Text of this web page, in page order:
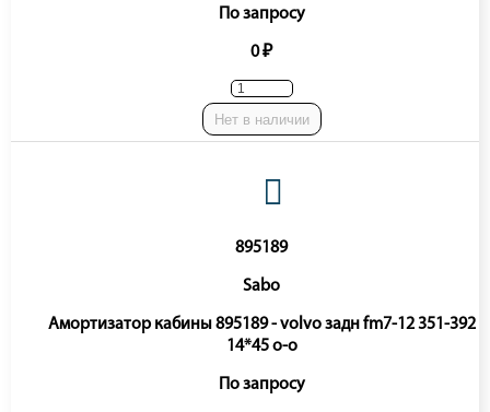
По запросу
0 ₽
Нет в наличии
895189
Sabo
Амортизатор кабины 895189 - volvo задн fm7-12 351-392
14*45 o-o
По запросу